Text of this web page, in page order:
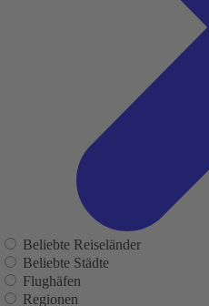
Beliebte Reiseländer
Beliebte Städte
Flughäfen
Regionen